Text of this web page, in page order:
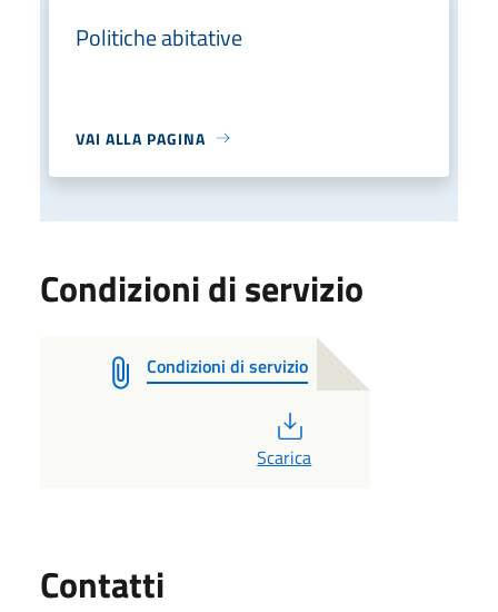
Politiche abitative
VAI ALLA PAGINA
Condizioni di servizio
Condizioni di servizio
Scarica
Contatti